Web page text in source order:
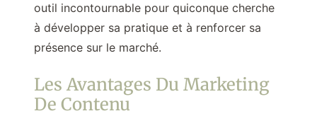
outil incontournable pour quiconque cherche
à développer sa pratique et à renforcer sa
présence sur le marché.
Les Avantages Du Marketing
De Contenu